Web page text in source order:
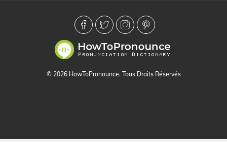
© 2026 HowToPronounce. Tous Droits Réservés